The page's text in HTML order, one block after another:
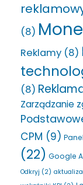
(8)
Reklamy (8)
(8)
Zarządzanie
CPM (9) Panel
(22) Google
Odkryj (2)